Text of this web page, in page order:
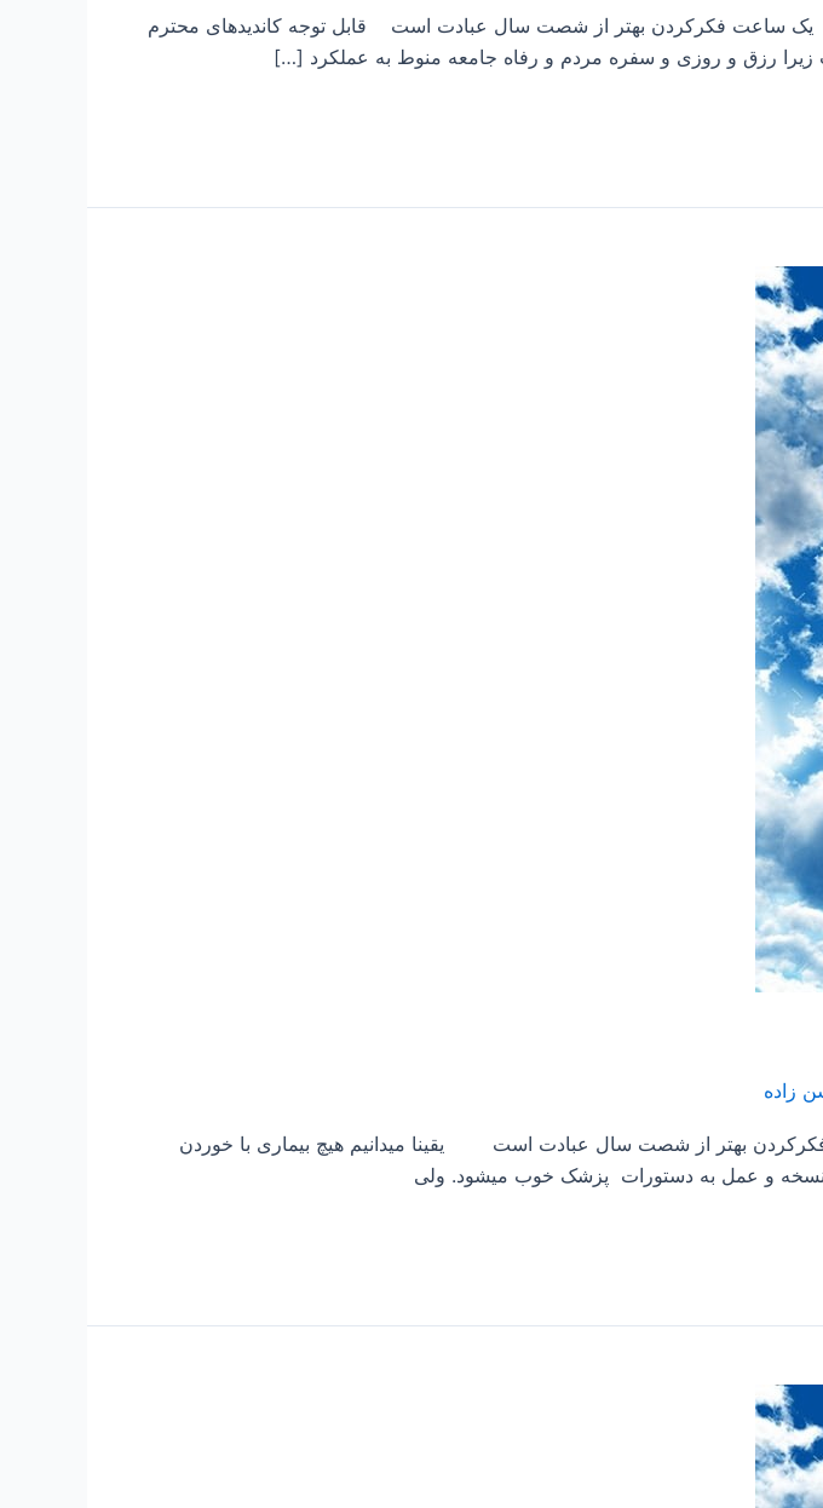
یک ساعت فکرکردن بهتر از شصت سال عبادت است قابل توجه کاندیدهای محترم
زیرا رزق و روزی و سفره مردم و رفاه جامعه منوط به عملکرد […]
زاده
بهتر از شصت سال عبادت است یقینا میدانیم هیچ بیماری با خوردن
نسخه و عمل به دستورات پزشک خوب میشود. ولی